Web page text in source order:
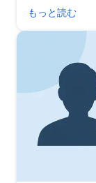
もっと読む